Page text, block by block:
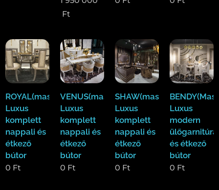
Ft
ROYAL(mass)
Luxus
komplett
nappali és
étkező
bútor
0 Ft
VENUS(mass)
Luxus
komplett
nappali és
étkező
bútor
0 Ft
SHAW(mass)
Luxus
komplett
nappali és
étkező
bútor
0 Ft
Luxus
modern
ülőgarnitúra
és étkező
bútor
0 Ft